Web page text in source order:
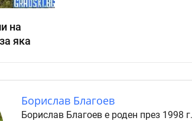
на
яка
Борислав Благоев
Борислав Благоев е роден през 1998